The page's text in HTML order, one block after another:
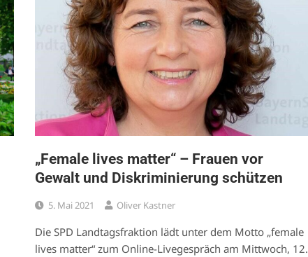
„Female lives matter“ – Frauen vor
Gewalt und Diskriminierung schützen
5. Mai 2021 Oliver Kastner
Die SPD Landtagsfraktion lädt unter dem Motto „female
lives matter“ zum Online-Livegespräch am Mittwoch, 12.